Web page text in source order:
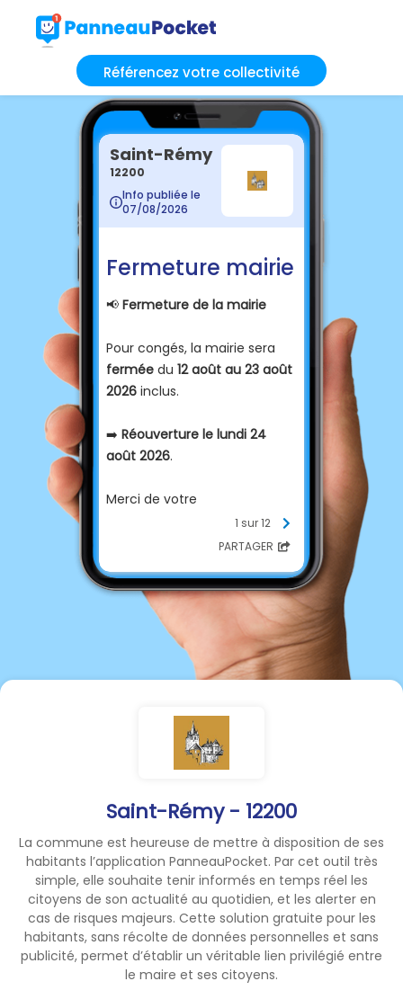
Référencez votre collectivité
Saint-Rémy - 12200
La commune est heureuse de mettre à disposition de ses
habitants l’application PanneauPocket. Par cet outil très
simple, elle souhaite tenir informés en temps réel les
citoyens de son actualité au quotidien, et les alerter en
cas de risques majeurs. Cette solution gratuite pour les
habitants, sans récolte de données personnelles et sans
publicité, permet d’établir un véritable lien privilégié entre
le maire et ses citoyens.
Saint-Rémy
12200
Info publiée le
07/08/2026
Fermeture mairie
📢 Fermeture de la mairie
Pour congés, la mairie sera
fermée du 12 août au 23 août
2026 inclus.
➡️ Réouverture le lundi 24
août 2026.
Merci de votre
1 sur 12
PARTAGER